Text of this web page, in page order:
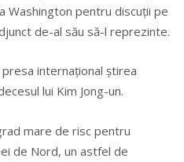
Washington pentru discuții pe
de-al său să-l reprezinte.
internațional știrea
lui Kim Jong-un.
mare de risc pentru
de Nord, un astfel de